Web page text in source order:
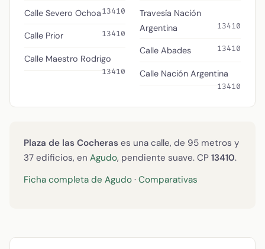
Calle Severo Ochoa13410
Calle Prior 13410
Calle Maestro Rodrigo
13410
Travesía Nación
Argentina
13410
Calle Abades 13410
Calle Nación Argentina
13410
Plaza de las Cocheras es una calle, de 95 metros y
37 edificios, en Agudo, pendiente suave. CP 13410.
Ficha completa de Agudo · Comparativas